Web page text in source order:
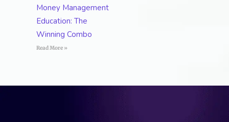
Money Management
Education: The
Winning Combo
Read More »